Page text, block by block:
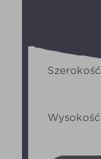
Szerokość
Wysokość